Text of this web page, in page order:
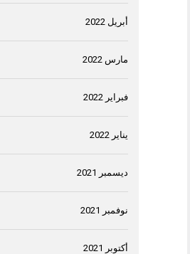
أبريل 2022
مارس 2022
فبراير 2022
يناير 2022
ديسمبر 2021
نوفمبر 2021
أكتوبر 2021